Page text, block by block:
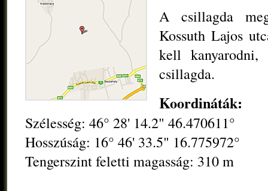
A csillagda
Kossuth Lajos
kell
csillagda.
Koordináták:
Szélesség: 46° 28' 14.2" 46.470611°
Hosszúság: 16° 46' 33.5" 16.775972°
Tengerszint feletti magasság: 310 m